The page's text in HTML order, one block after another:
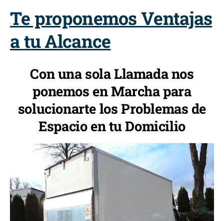
Te proponemos Ventajas
a tu Alcance
Con una sola Llamada nos
ponemos en Marcha para
solucionarte los Problemas de
Espacio en tu Domicilio